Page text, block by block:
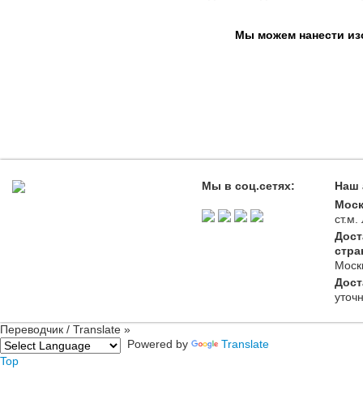
Мы можем нанести
Мы в соц.сетях:
Наш
ст.м.
Переводчик / Translate »
Powered by
Translate
Top